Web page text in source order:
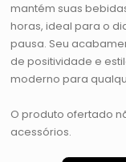
mantém suas
horas, ideal para o
pausa. Seu
de positividade e
moderno para
O produto ofertado
acessórios.